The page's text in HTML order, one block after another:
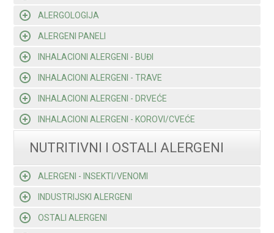
ALERGOLOGIJA
ALERGENI PANELI
INHALACIONI ALERGENI - BUĐI
INHALACIONI ALERGENI - TRAVE
INHALACIONI ALERGENI - DRVEĆE
INHALACIONI ALERGENI - KOROVI/CVEĆE
NUTRITIVNI I OSTALI ALERGENI
ALERGENI - INSEKTI/VENOMI
INDUSTRIJSKI ALERGENI
OSTALI ALERGENI